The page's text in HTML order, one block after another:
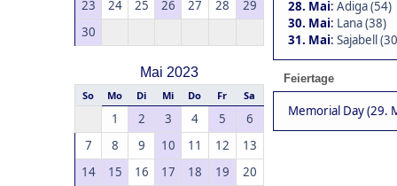
23
24 25 26 27 28
29
30
Mai 2023
So Mo Di Mi Do Fr Sa
1 2 3 4 5
6
7
8 9 10 11 12
13
14
15 16 17 18 19
20
28. Mai: Adiga (54)
30. Mai: Lana (38)
31. Mai: Sajabell
Feiertage
Memorial Day (29.